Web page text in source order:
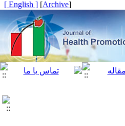
[
Archive
]
[ English ]